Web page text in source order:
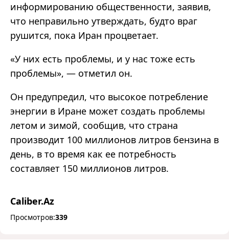
информированию общественности, заявив,
что неправильно утверждать, будто враг
рушится, пока Иран процветает.
«У них есть проблемы, и у нас тоже есть
проблемы», — отметил он.
Он предупредил, что высокое потребление
энергии в Иране может создать проблемы
летом и зимой, сообщив, что страна
производит 100 миллионов литров бензина в
день, в то время как ее потребность
составляет 150 миллионов литров.
Caliber.Az
Просмотров:339